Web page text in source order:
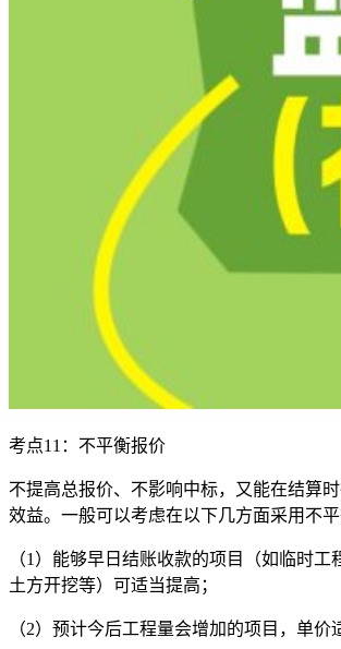
考点11：不平衡报价
不提高总报价、不影响中标，又能在结算
效益。一般可以考虑在以下几方面采用不平
（1）能够早日结账收款的项目（如临时工
土方开挖等）可适当提高；
（2）预计今后工程量会增加的项目，单价